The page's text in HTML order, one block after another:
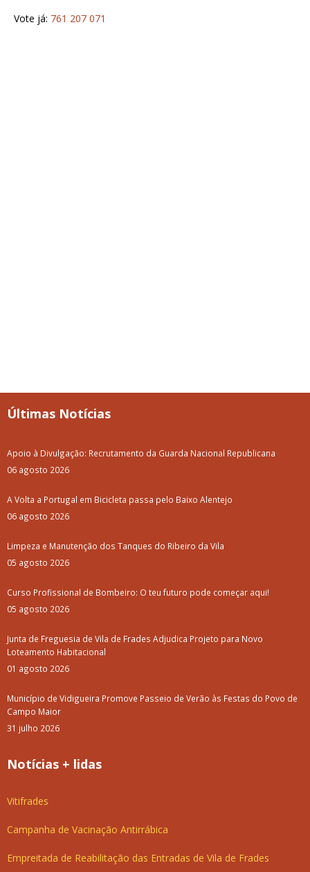
Vote já: 761 207 071
Últimas Notícias
Apoio à Divulgação: Recrutamento da Guarda Nacional Republicana
06 agosto 2026
A Volta a Portugal em Bicicleta passa pelo Baixo Alentejo
06 agosto 2026
Limpeza e Manutenção dos Tanques do Ribeiro da Vila
05 agosto 2026
Curso Profissional de Bombeiro: O teu futuro pode começar aqui!
05 agosto 2026
Junta de Freguesia de Vila de Frades Adjudica Projeto para Novo
Loteamento Habitacional
01 agosto 2026
Município de Vidigueira Promove Passeio de Verão às Festas do Povo de
Campo Maior
31 julho 2026
Notícias + lidas
Vitifrades
Campanha de Vacinação Antirrábica
Empreitada de Reabilitação das Entradas de Vila de Frades